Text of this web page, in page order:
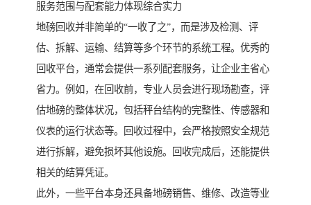
服务范围与配套能力体现综合实力
地磅回收并非简单的“一收了之”，而是涉及检测、评
估、拆解、运输、结算等多个环节的系统工程。优秀的
回收平台，通常会提供一系列配套服务，让企业主省心
省力。例如，在回收前，专业人员会进行现场勘查，评
估地磅的整体状况，包括秤台结构的完整性、传感器和
仪表的运行状态等。回收过程中，会严格按照安全规范
进行拆解，避免损坏其他设施。回收完成后，还能提供
相关的结算凭证。
此外，一些平台本身还具备地磅销售、维修、改造等业